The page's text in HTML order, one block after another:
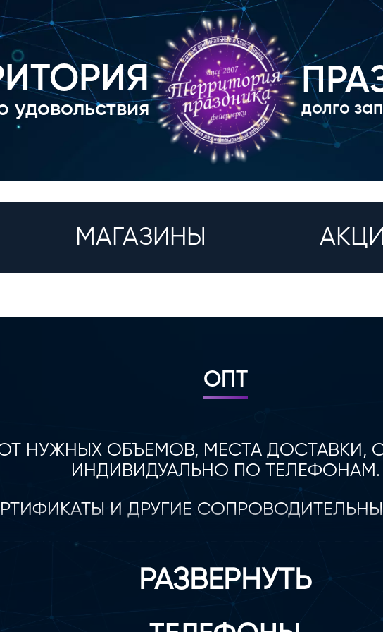
удовольствия долго
МАГАЗИНЫ
ОПТ
НУЖНЫХ ОБЪЕМОВ, МЕСТА ДОСТАВКИ,
ИНДИВИДУАЛЬНО ПО ТЕЛЕФОНАМ.
И ДРУГИЕ
И ДОСТАВКА ПИРОТЕХНИКИ В
ИНТЕРНЕТ-СЕРВИС, КОТОРЫЙ
В ПЕРИОД КАК
И КОРПОРАТИВОВ. МЫ
РАЗВЕРНУТЬ